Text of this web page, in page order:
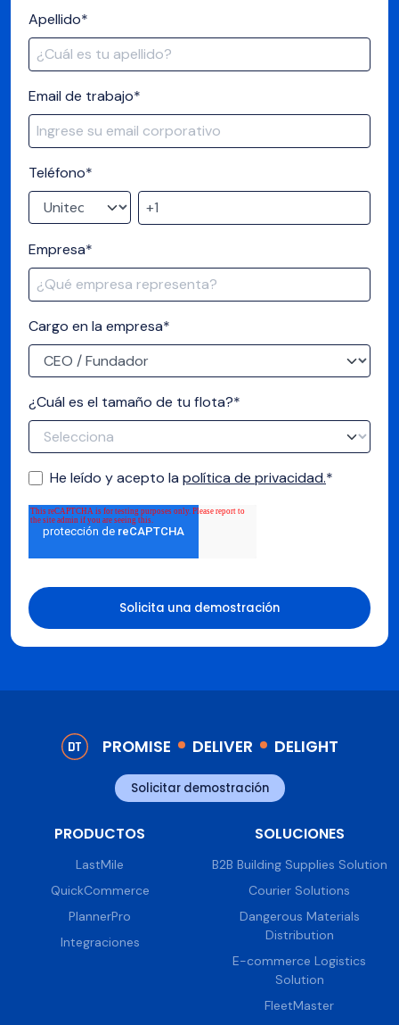
Apellido*
Email de trabajo*
Teléfono*
Empresa*
Cargo en la empresa*
¿Cuál es el tamaño de tu flota?*
He leído y acepto la política de privacidad.*
PROMISE DELIVER DELIGHT
Solicitar demostración
PRODUCTOS
LastMile
QuickCommerce
PlannerPro
Integraciones
SOLUCIONES
B2B Building Supplies Solution
Courier Solutions
Dangerous Materials
Distribution
E-commerce Logistics
Solution
FleetMaster